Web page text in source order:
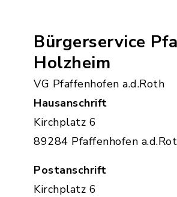
Bürgerservice
Holzheim
VG Pfaffenhofen a.d.Roth
Hausanschrift
Kirchplatz 6
89284 Pfaffenhofen
Postanschrift
Kirchplatz 6